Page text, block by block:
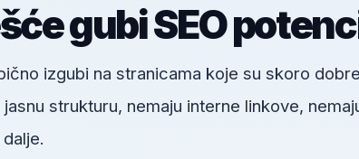
gubi SEO
izgubi na stranicama koje su skoro
strukturu, nemaju interne linkove,